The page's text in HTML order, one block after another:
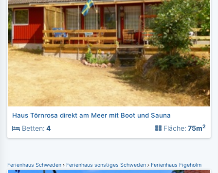
Haus Törnrosa direkt am Meer mit Boot und Sauna
Betten: 4 Fläche: 75m2
Ferienhaus Schweden Ferienhaus sonstiges Schweden Ferienhaus Figeholm